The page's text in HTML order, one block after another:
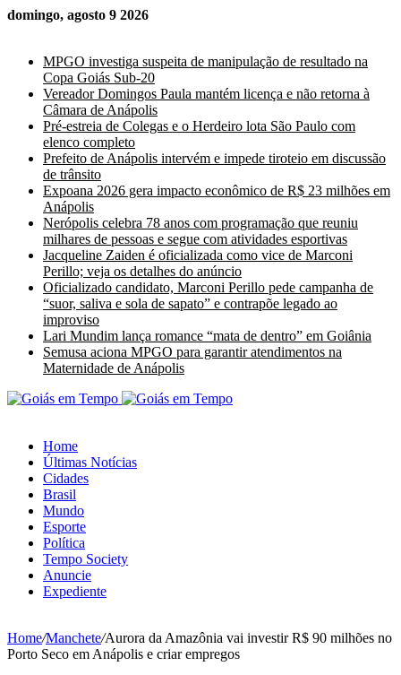
domingo, agosto 9 2026
MPGO investiga suspeita de manipulação de resultado na
Copa Goiás Sub-20
Vereador Domingos Paula mantém licença e não retorna à
Câmara de Anápolis
Pré-estreia de Colegas e o Herdeiro lota São Paulo com
elenco completo
Prefeito de Anápolis intervém e impede tiroteio em discussão
de trânsito
Expoana 2026 gera impacto econômico de R$ 23 milhões em
Anápolis
Nerópolis celebra 78 anos com programação que reuniu
milhares de pessoas e segue com atividades esportivas
Jacqueline Zaiden é oficializada como vice de Marconi
Perillo; veja os detalhes do anúncio
Oficializado candidato, Marconi Perillo pede campanha de
“suor, saliva e sola de sapato” e contrapõe legado ao
improviso
Lari Mundim lança romance “mata de dentro” em Goiânia
Semusa aciona MPGO para garantir atendimentos na
Maternidade de Anápolis
Home
Últimas Notícias
Cidades
Brasil
Mundo
Esporte
Política
Tempo Society
Anuncie
Expediente
Home/Manchete/Aurora da Amazônia vai investir R$ 90 milhões no
Porto Seco em Anápolis e criar empregos